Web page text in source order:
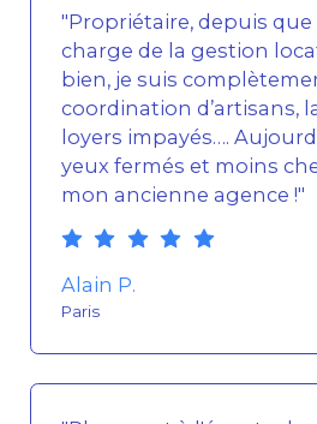
"Propriétaire, depuis que
charge de la gestion
bien, je suis
coordination d’artisans,
loyers impayés….
yeux fermés et moins
mon ancienne agence !"
Alain P.
Paris